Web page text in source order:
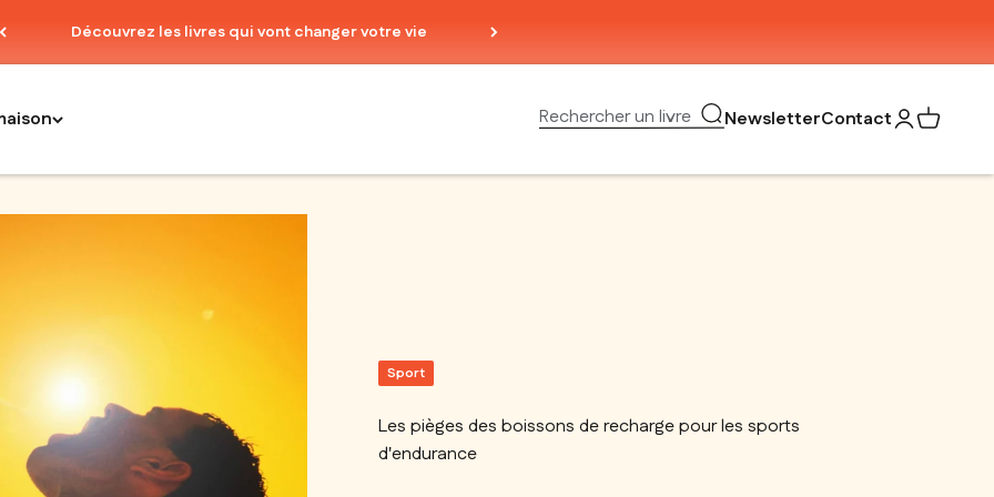
Découvrez les livres qui vont changer votre vie
Ouvrir la recherche
Rechercher un livre NewsletterContactOuvrir le
Voir mon
Sport
Les pièges des boissons de recharge pour les sports
d'endurance